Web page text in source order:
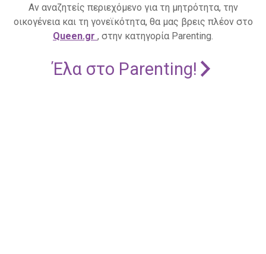
Αν αναζητείς περιεχόμενο για τη μητρότητα, την
οικογένεια και τη γονεϊκότητα, θα μας βρεις πλέον στο
Queen.gr , στην κατηγορία Parenting.
Έλα στο Parenting!